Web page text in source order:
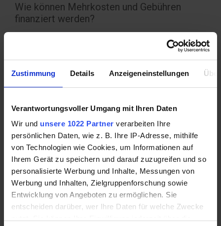
Zustimmung Details Anzeigeneinstellungen
Verantwortungsvoller Umgang mit Ihren Daten
Wir und unsere 1022 Partner verarbeiten Ihre
persönlichen Daten, wie z. B. Ihre IP-Adresse, mithilfe
von Technologien wie Cookies, um Informationen auf
Ihrem Gerät zu speichern und darauf zuzugreifen und so
personalisierte Werbung und Inhalte, Messungen von
Werbung und Inhalten, Zielgruppenforschung sowie
Entwicklung von Angeboten zu ermöglichen. Sie
entscheiden darüber, wer Ihre Daten für welche Zwecke
Wie können Mehrkosten und Gebühren
finanziert werden?
einen Fitnessstudio-Vertrag zu beenden, doch es
außerordentlichen KündigungsrechtGebrauch
zu machen. Die monatlichen Beiträge laufen dann
einen finanziellen Engpass zu beseitigen, bietet ein
Mikrokreditdie optimale Lösung. Kunden können
eine flexible Rückzahlung zwischen ein und sechs
Monaten wählen. Bei mittlerer Bonität wird der
Blitzkreditgewöhnlicherweise innerhalb einer
Stunde gewährt. Versteckte Kosten gibt es nicht,
gezahlt werden nur die Kosten, die tatsächlich auf
der Kreditvereinbarung aufgelistet sind.